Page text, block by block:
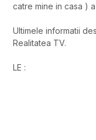
catre mine in casa )
Ultimele informatii
Realitatea TV.
LE :